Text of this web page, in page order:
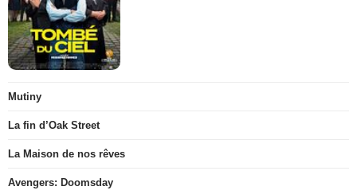
Mutiny
La fin d’Oak Street
La Maison de nos rêves
Avengers: Doomsday